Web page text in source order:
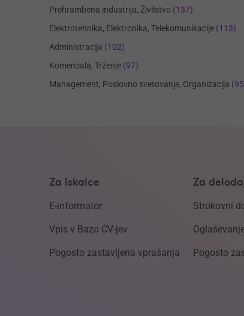
Prehrambena industrija, Živilstvo (137)
Elektrotehnika, Elektronika, Telekomunikacije (113)
Administracija (102)
Komerciala, Trženje (97)
Management, Poslovno svetovanje, Organizacija
Za iskalce
E-informator
Vpis v Bazo CV-jev
Pogosto zastavljena vprašanja
Za
Strokovni
Pogosto